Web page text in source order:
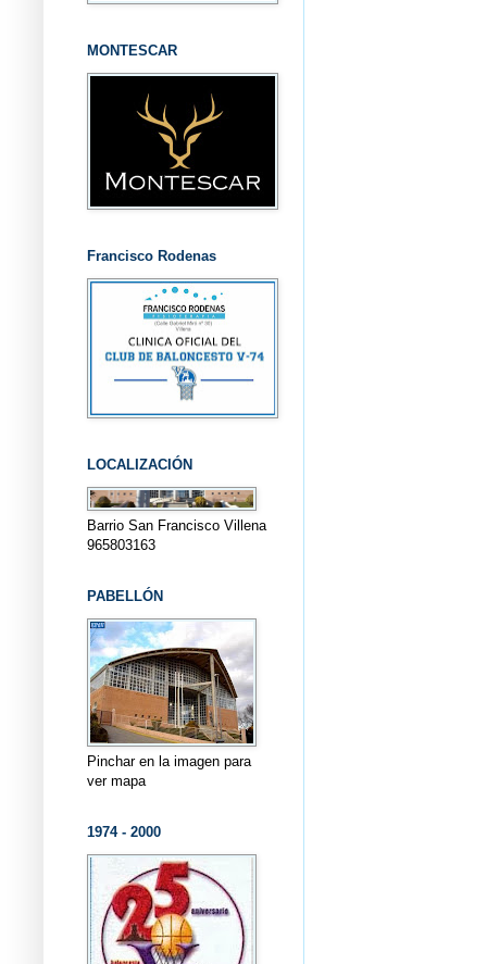
MONTESCAR
Francisco Rodenas
LOCALIZACIÓN
Barrio San Francisco Villena
965803163
PABELLÓN
Pinchar en la imagen para
ver mapa
1974 - 2000